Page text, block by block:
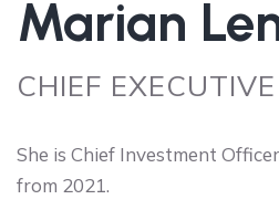
Marian
CHIEF
She is Chief Investment
from 2021.